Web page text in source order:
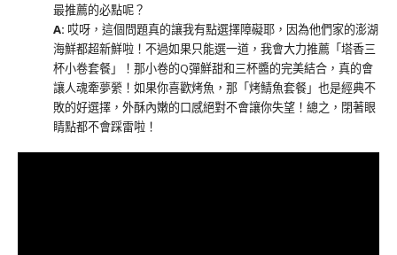
最推薦的必點呢？
A: 哎呀，這個問題真的讓我有點選擇障礙耶，因為他們家的澎湖
海鮮都超新鮮啦！不過如果只能選一道，我會大力推薦「塔香三
杯小卷套餐」！那小卷的Q彈鮮甜和三杯醬的完美結合，真的會
讓人魂牽夢縈！如果你喜歡烤魚，那「烤鯖魚套餐」也是經典不
敗的好選擇，外酥內嫩的口感絕對不會讓你失望！總之，閉著眼
睛點都不會踩雷啦！